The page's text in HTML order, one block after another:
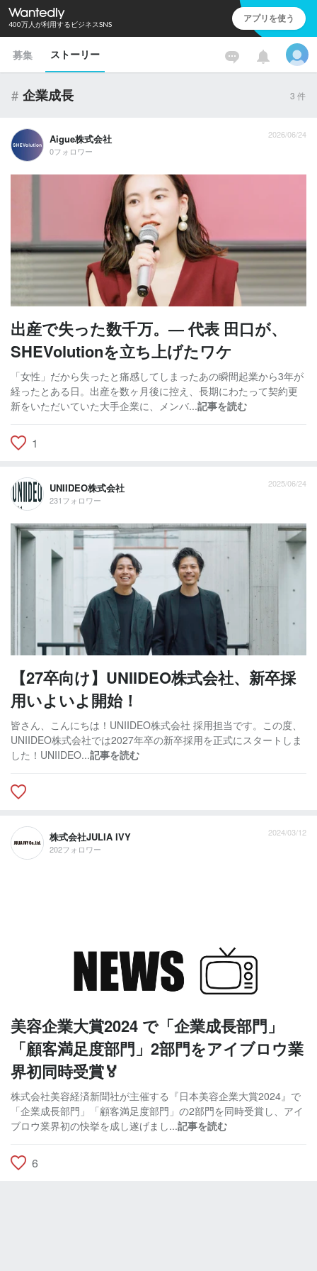
400万人が利用するビジネスSNS アプリを使う
募集 ストーリー
# 企業成長 3 件
Aigue株式会社
0フォロワー
2026/06/24
出産で失った数千万。― 代表 田口が、
SHEVolutionを立ち上げたワケ
「女性」だから失ったと痛感してしまったあの瞬間起業から3年が
経ったとある日。出産を数ヶ月後に控え、長期にわたって契約更
新をいただいていた大手企業に、メンバ...記事を読む
1
UNIIDEO株式会社
231フォロワー
2025/06/24
【27卒向け】UNIIDEO株式会社、新卒採
用いよいよ開始！
皆さん、こんにちは！UNIIDEO株式会社 採用担当です。この度、
UNIIDEO株式会社では2027年卒の新卒採用を正式にスタートしま
した！UNIIDEO...記事を読む
株式会社JULIA IVY
202フォロワー
2024/03/12
美容企業大賞2024 で「企業成長部門」
「顧客満足度部門」2部門をアイブロウ業
界初同時受賞🏅
株式会社美容経済新聞社が主催する『日本美容企業大賞2024』で
「企業成長部門」「顧客満足度部門」の2部門を同時受賞し、アイ
ブロウ業界初の快挙を成し遂げまし...記事を読む
6